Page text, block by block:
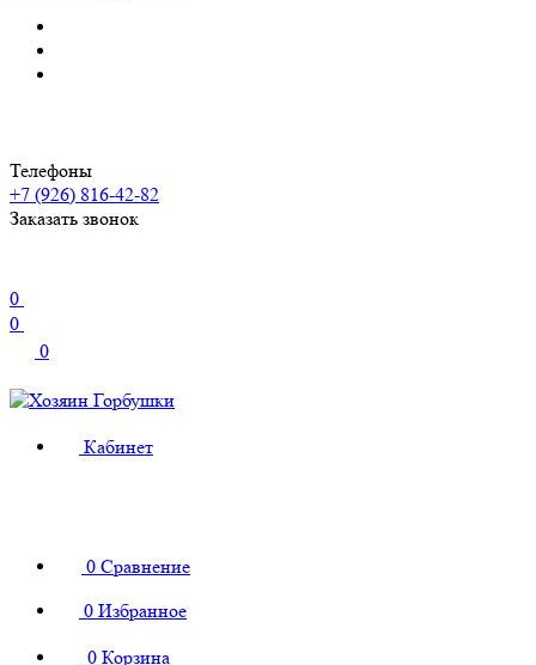
Телефоны
+7 (926) 816-42-82
Заказать звонок
0
0
0
Кабинет
0 Сравнение
0 Избранное
0 Корзина